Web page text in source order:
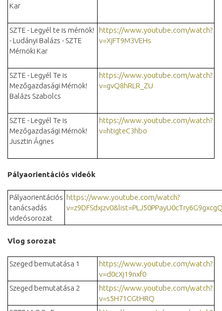
Kar
SZTE - Legyél te is mérnök!
- Ludányi Balázs - SZTE
Mérnöki Kar
https://www.youtube.com/watch?
v=XjFT9M3VEHs
SZTE - Legyél Te is
Mezőgazdasági Mérnök!
Balázs Szabolcs
https://www.youtube.com/watch?
v=gvQ8hRLR_ZU
SZTE - Legyél Te is
Mezőgazdasági Mérnök!
Jusztin Ágnes
https://www.youtube.com/watch?
v=htigteC3hbo
Pályaorientációs videók
Pályaorientációs
tanácsadás
videósorozat
https://www.youtube.com/watch?
Vlog sorozat
Szeged bemutatása 1
https://www.youtube.com/watch?
v=d0cXj19nxf0
Szeged bemutatása 2
https://www.youtube.com/watch?
v=s5H71CGtHRQ